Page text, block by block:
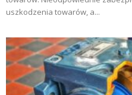
uszkodzenia towarów, a...